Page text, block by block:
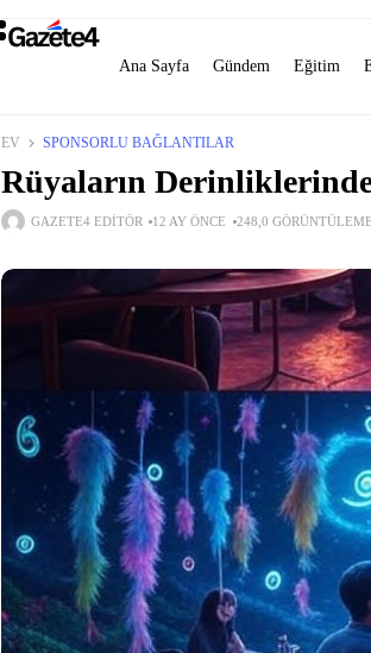
Ana Sayfa Gündem Eğitim
EV SPONSORLU BAĞLANTILAR
Rüyaların
GAZETE4 EDITÖR 12 AY ÖNCE 248,0 GÖRÜNTÜLEME